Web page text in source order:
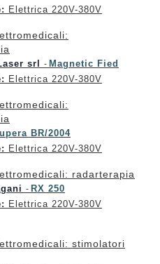
Elettrica 220V-380V
srl - Magnetic Fied
Elettrica 220V-380V
BR/2004
Elettrica 220V-380V
radarterapia
- RX 250
Elettrica 220V-380V
stimolatori